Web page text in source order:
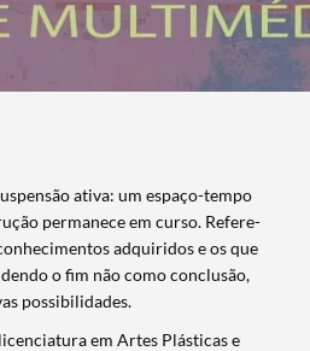
ativa: um espaço-tempo
permanece em curso. Refere-
adquiridos e os que
o fim não como conclusão,
possibilidades.
em Artes Plásticas e